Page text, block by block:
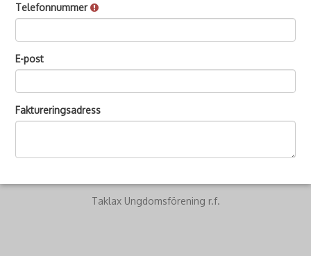
Telefonnummer
E-post
Faktureringsadress
Taklax Ungdomsförening r.f.